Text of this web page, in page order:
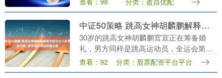
关刑事指控；征战联盟12年的乐透秀埃
德・戴维斯....
中证50策略 跳高女神胡麟鹏解释为何与小八岁男友订婚, 牵手相同项目年轻小将
30岁的跳高女神胡麟鹏官宣正在筹备婚
礼，男方同样是跳高运动员，全运会第六
名李麟。值得一提的是，胡麟鹏比李麟大8
岁，这也引起了网友热议。胡麟鹏耐心作
查看：92 分类：股票配资平台平台